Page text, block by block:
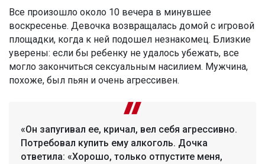
Все произошло около 10 вечера в минувшее
воскресенье. Девочка возвращалась домой с игровой
площадки, когда к ней подошел незнакомец. Близкие
уверены: если бы ребенку не удалось убежать, все
могло закончиться сексуальным насилием. Мужчина,
похоже, был пьян и очень агрессивен.
«Он запугивал ее, кричал, вел себя агрессивно.
Потребовал купить ему алкоголь. Дочка
ответила: «Хорошо, только отпустите меня,